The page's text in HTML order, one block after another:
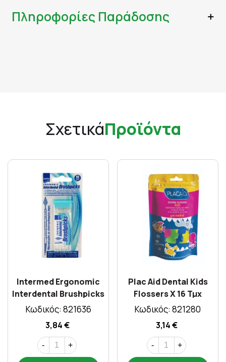
Πληροφορίες Παράδοσης
ΣχετικάΠροϊόντα
Intermed Ergonomic
Interdental Brushpicks
60 Picks
Κωδικός: 821636
3,84 €
- +
Plac Aid Dental Kids
Flossers X 16 Τμχ
Κωδικός: 821280
3,14 €
- +